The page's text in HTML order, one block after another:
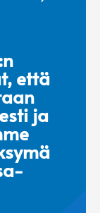
että
ja